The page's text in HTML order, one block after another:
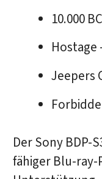
10.000 BC
Jeepers
Der Sony BDP-
fähiger Blu-ray-